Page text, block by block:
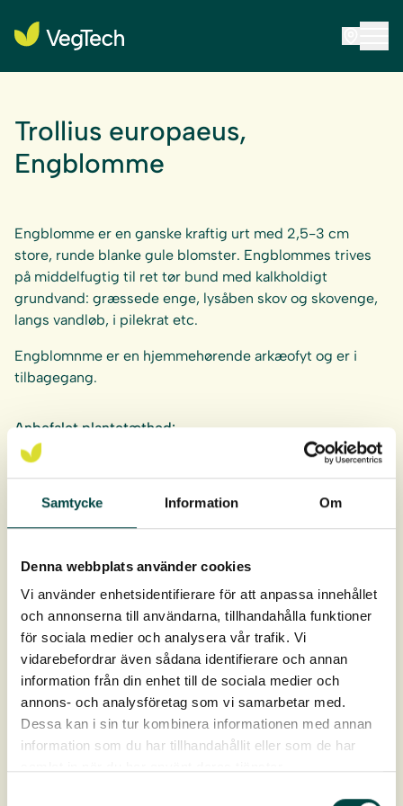
Samtycke Information Om
Denna webbplats använder cookies
Vi använder enhetsidentifierare för att anpassa innehållet
och annonserna till användarna, tillhandahålla funktioner
för sociala medier och analysera vår trafik. Vi
vidarebefordrar även sådana identifierare och annan
information från din enhet till de sociala medier och
annons- och analysföretag som vi samarbetar med.
Dessa kan i sin tur kombinera informationen med annan
information som du har tillhandahållit eller som de har
Trollius europaeus,
Engblomme
Engblomme er en ganske kraftig urt med 2,5-3 cm
store, runde blanke gule blomster. Engblommes trives
på middelfugtig til ret tør bund med kalkholdigt
grundvand: græssede enge, lysåben skov og skovenge,
langs vandløb, i pilekrat etc.
Engblomnme er en hjemmehørende arkæofyt og er i
tilbagegang.
Anbefalet plantetæthed:
5-10 planter/m² ved kombination med frø.
Hver plug er 9 cm dyb og 4 cm bred, 93 cm³ i
Levering: April-oktober